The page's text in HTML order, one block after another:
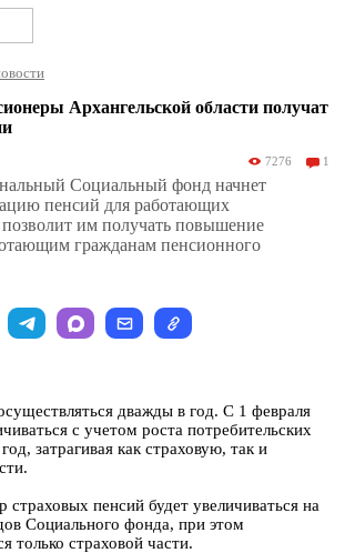
Архангельской области получат
7276 1
Социальный фонд начнет
пенсий для работающих
им получать повышение
гражданам пенсионного
дважды в год. C 1 февраля
с учетом роста потребительских
затрагивая как страховую, так и
страховых пенсий будет увеличиваться на
Социального фонда, при этом
только страховой части.